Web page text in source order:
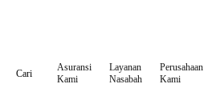
Cari
Asuransi
Kami
Layanan
Nasabah
Perusahaan
Kami